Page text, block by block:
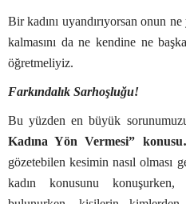
Bir kadını uyandırıyorsan onun
kalmasını da ne kendine ne
öğretmeliyiz.
Farkındalık Sarhoşluğu!
Bu yüzden en büyük
Kadına Yön Vermesi”
gözetebilen kesimin nasıl olması
kadın konusunu konuşurken,